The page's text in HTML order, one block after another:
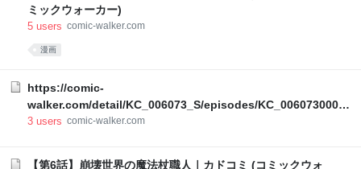
ミックウォーカー)
5 users comic-walker.com
漫画
https://comic-
walker.com/detail/KC_006073_S/episodes/KC_00607300035
00011_E?episodeType=latest
3 users comic-walker.com
【第6話】崩壊世界の魔法杖職人｜カドコミ (コミックウォ